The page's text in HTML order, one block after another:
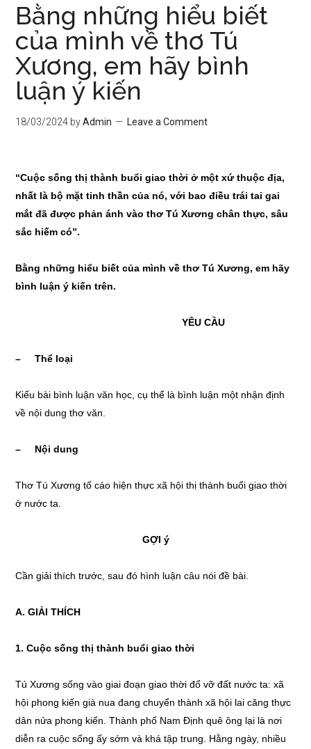
Bằng những hiểu biết
của mình về thơ Tú
Xương, em hãy bình
luận ý kiến
18/03/2024 byAdmin Leave a Comment
“Cuộc sống thị thành buổi giao thời ở một xứ thuộc địa,
nhất là bộ mặt tinh thần của nó, với bao điều trái tai gai
mắt đã được phản ánh vào thơ Tú Xương chân thực, sâu
sắc hiếm có”.
Bằng những hiểu biết của mình về thơ Tú Xương, em hãy
bình luận ý kiến trên.
YÊU CẦU
– Thể loại
Kiểu bài bình luận văn học, cụ thể là bình luận một nhận định
về nội dung thơ văn.
– Nội dung
Thơ Tú Xương tố cáo hiện thực xã hội thị thành buổi giao thời
ở nước ta.
GỢI ý
Cần giải thích trước, sau đó hình luận câu nói đề bài.
A. GIẢI THÍCH
1. Cuộc sống thị thành buổi giao thời
Tú Xương sống vào giai đoạn giao thời đổ vỡ đất nước ta: xã
hội phong kiến già nua đang chuyển thành xã hội lai căng thực
dân nửa phong kiến. Thành phố Nam Định quê ông lại là nơi
diễn ra cuộc sống ấy sớm và khá tập trung. Hằng ngày, nhiều